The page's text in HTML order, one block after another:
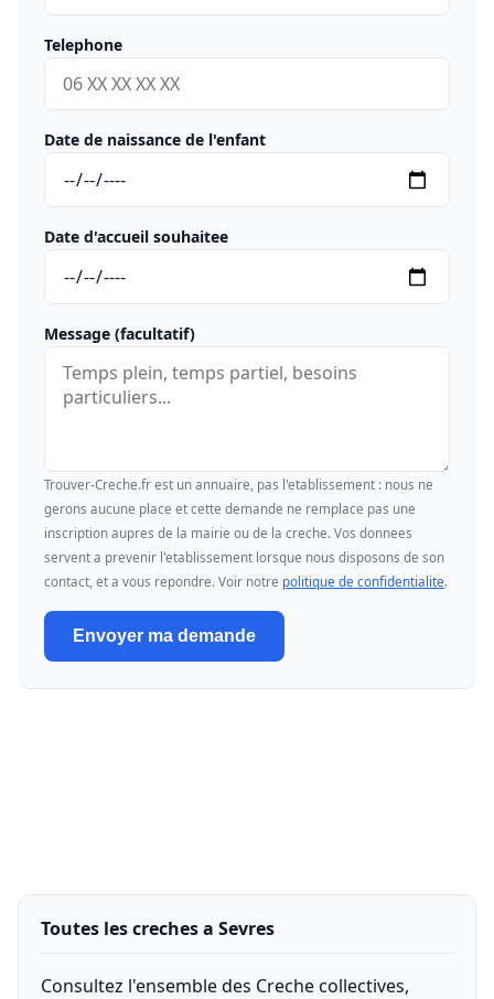
Telephone
Date de naissance de l'enfant
Date d'accueil souhaitee
Message (facultatif)
Trouver-Creche.fr est un annuaire, pas l'etablissement : nous ne
gerons aucune place et cette demande ne remplace pas une
inscription aupres de la mairie ou de la creche. Vos donnees
servent a prevenir l'etablissement lorsque nous disposons de son
contact, et a vous repondre. Voir notre politique de confidentialite.
Envoyer ma demande
Toutes les creches a Sevres
Consultez l'ensemble des Creche collectives,